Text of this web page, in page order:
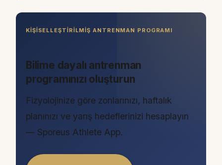
KIŞISELLEŞTIRILMIŞ ANTRENMAN PROGRAMI
Bilime dayalı antrenman
programınızı oluşturun
Fizyolojinize göre zonlarınızı, haftalık
planınızı ve yarış hedeflerinizi hesaplayın
— Sporeus Athlete App.